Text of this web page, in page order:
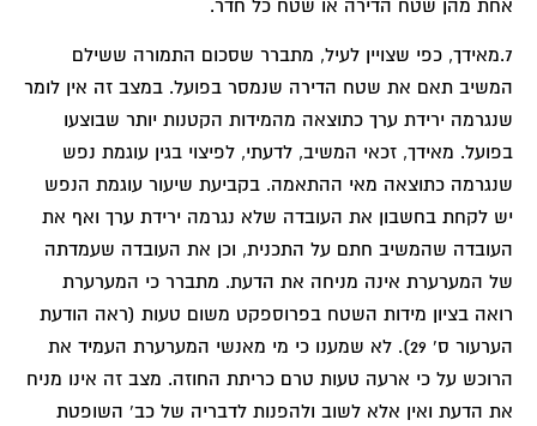
אחת מהן שטח הדירה או שטח כל חדר.
7.מאידך, כפי שצויין לעיל, מתברר שסכום התמורה ששילם
המשיב תאם את שטח הדירה שנמסר בפועל. במצב זה אין לומר
שנגרמה ירידת ערך כתוצאה מהמידות הקטנות יותר שבוצעו
בפועל. מאידך, זכאי המשיב, לדעתי, לפיצוי בגין עוגמת נפש
שנגרמה כתוצאה מאי ההתאמה. בקביעת שיעור עוגמת הנפש
יש לקחת בחשבון את העובדה שלא נגרמה ירידת ערך ואף את
העובדה שהמשיב חתם על התכנית, וכן את העובדה שעמדתה
של המערערת אינה מניחה את הדעת. מתברר כי המערערת
רואה בציון מידות השטח בפרוספקט משום טעות (ראה הודעת
הערעור ס' 29). לא שמענו כי מי מאנשי המערערת העמיד את
הרוכש על כי ארעה טעות טרם כריתת החוזה. מצב זה אינו מניח
את הדעת ואין אלא לשוב ולהפנות לדבריה של כב' השופטת